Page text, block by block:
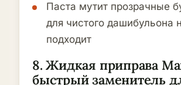
Паста мутит прозрачные
для чистого дашибульона
подходит
8. Жидкая приправа
быстрый заменитель